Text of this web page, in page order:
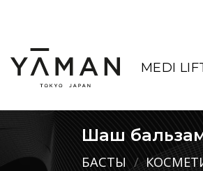
MEDI
Шаш
БАСТЫ /